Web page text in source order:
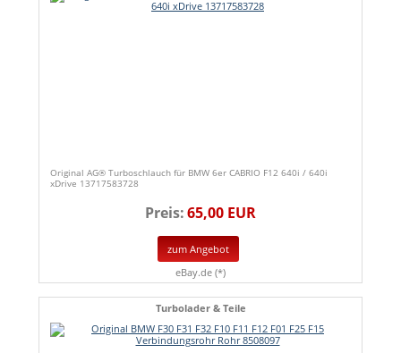
Original AG® Turboschlauch für BMW 6er CABRIO F12 640i / 640i
xDrive 13717583728
Preis:65,00 EUR
zum Angebot
eBay.de (*)
Turbolader & Teile